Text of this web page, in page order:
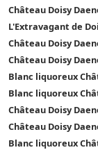
Château Doisy
L'Extravagant de
Château Doisy
Château Doisy
Blanc liquoreux
Blanc liquoreux
Château Doisy
Château Doisy
Blanc liquoreux